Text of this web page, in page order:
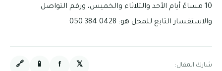
10 مساءً أيام الأحد والثلاثاء والخميس، ورقم التواصل
والاستفسار التابع للمحل هو: 0428 384 050
شارك المقال: 𝕏
f
📱
🔗